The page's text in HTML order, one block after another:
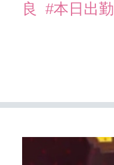
良
#本日出勤